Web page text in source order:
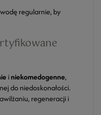
regularnie, by
iniekomedogenne,
do niedoskonałości.
regeneracji i